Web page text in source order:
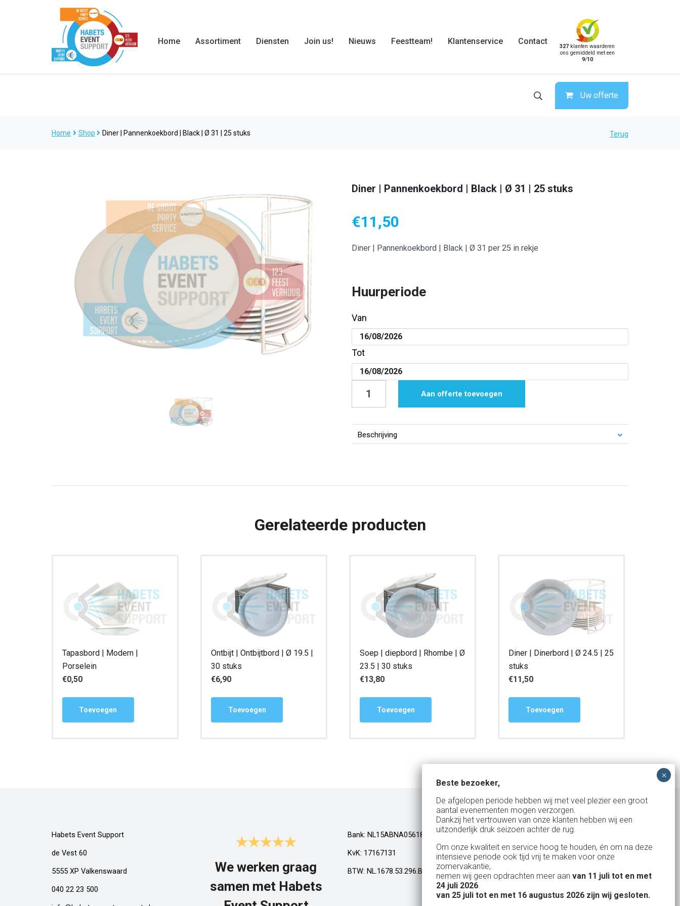
Home Assortiment Diensten Join us! Nieuws Feestteam! Klantenservice Contact
327 klanten waarderen
ons gemiddeld met een
9/10
Uw offerte
Home Shop Diner | Pannenkoekbord | Black | Ø 31 | 25 stuks Terug
Diner | Pannenkoekbord | Black | Ø 31 | 25 stuks
€11,50
Diner | Pannenkoekbord | Black | Ø 31 per 25 in rekje
Huurperiode
Van
Tot
Black
25
Aan offerte toevoegen
Beschrijving
Gerelateerde producten
Tapasbord | Modern |
Porselein
€0,50
Toevoegen
Ontbijt | Ontbijtbord | Ø 19.5 |
30 stuks
€6,90
Toevoegen
Soep | diepbord | Rhombe | Ø
23.5 | 30 stuks
€13,80
Toevoegen
Diner | Dinerbord | Ø 24.5 | 25
stuks
€11,50
Toevoegen
Habets Event Support
de Vest 60
5555 XP Valkenswaard
040 22 23 500
We werken graag
samen met Habets
Top!
Al een aantal jaar huren wij in Geldrop
een kamphuis met vrienden. We huren
Bank: NL15ABNA0561810710
KvK: 17167131
BTW: NL.1678.53.296.B01
Uw partner in:
Evenementen verhuur
Beste bezoeker,
De afgelopen periode hebben wij met veel plezier een groot
aantal evenementen mogen verzorgen.
Dankzij het vertrouwen van onze klanten hebben wij een
uitzonderlijk druk seizoen achter de rug.
Om onze kwaliteit en service hoog te houden, én om na deze
intensieve periode ook tijd vrij te maken voor onze
zomervakantie,
nemen wij geen opdrachten meer aan van 11 juli tot en met
24 juli 2026.
van 25 juli tot en met 16 augustus 2026 zijn wij gesloten.